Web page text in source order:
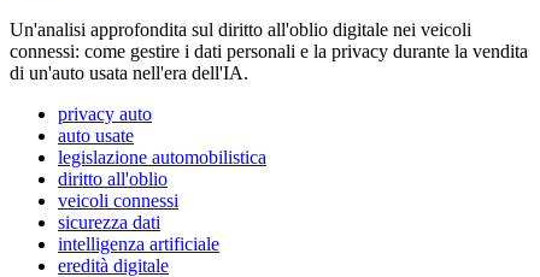
Un'analisi approfondita sul diritto all'oblio digitale nei veicoli
connessi: come gestire i dati personali e la privacy durante la vendita
di un'auto usata nell'era dell'IA.
privacy auto
auto usate
legislazione automobilistica
diritto all'oblio
veicoli connessi
sicurezza dati
intelligenza artificiale
eredità digitale